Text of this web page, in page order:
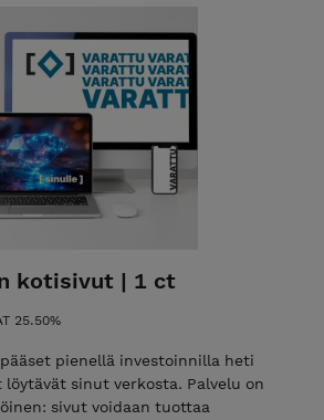
kotisivut | 1 ct
25.50%
pienellä investoinnilla heti
löytävät sinut verkosta. Palvelu on
tuottaa